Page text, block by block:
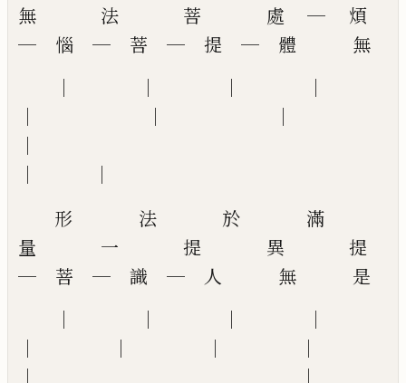
無 法 菩 處 ─ 煩
─ 惱 ─ 菩 ─ 提 ─ 體 無
形 法 於 滿
量 一 提 異 提
─ 菩 ─ 識 ─ 人 無 是